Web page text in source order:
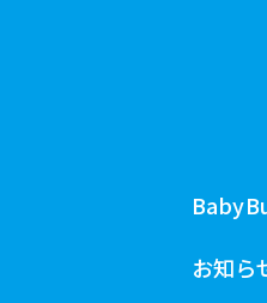
お知ら